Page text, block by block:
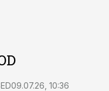
09.07.26, 10:36